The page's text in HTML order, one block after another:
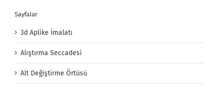
Sayfalar
3d Aplike İmalatı
Alıştırma Seccadesi
Alt Değiştirme Örtüsü